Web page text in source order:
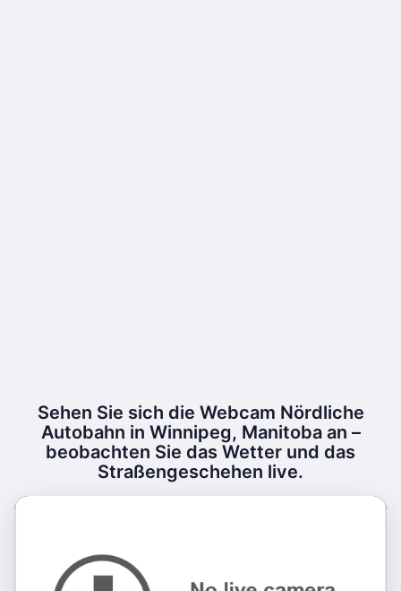
Sehen Sie sich die Webcam Nördliche
Autobahn in Winnipeg, Manitoba an –
beobachten Sie das Wetter und das
Straßengeschehen live.